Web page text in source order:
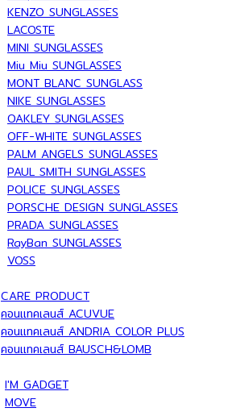
KENZO SUNGLASSES
LACOSTE
MINI SUNGLASSES
Miu Miu SUNGLASSES
MONT BLANC SUNGLASS
NIKE SUNGLASSES
OAKLEY SUNGLASSES
OFF-WHITE SUNGLASSES
PALM ANGELS SUNGLASSES
PAUL SMITH SUNGLASSES
POLICE SUNGLASSES
PORSCHE DESIGN SUNGLASSES
PRADA SUNGLASSES
RayBan SUNGLASSES
VOSS
CARE PRODUCT
คอนแทคเลนส์ ACUVUE
คอนแทคเลนส์ ANDRIA COLOR PLUS
คอนแทคเลนส์ BAUSCH&LOMB
I'M GADGET
MOVE